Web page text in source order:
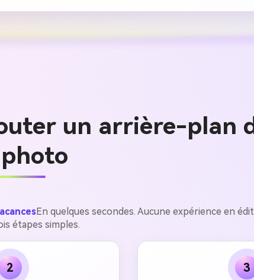
un arrière-plan
En quelques secondes. Aucune expérience en
étapes simples.
2 3